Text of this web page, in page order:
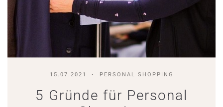
15.07.2021 PERSONAL SHOPPING
5 Gründe für Personal